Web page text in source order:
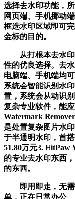
选择去水印功能，
网页端、手机挪动
框选水印区域即可
金标的目的。
从打根本去水印
性的优良选择。去
电脑端、手机端均
系统会智能识别水
置，系统会从动识
复杂专业软件，能
Watermark
是处置复杂图片水
于半通明水印，首
51.80万元3. HitPaw
的专业去水印东西
的东西。
即用即走，无需
单，正在日常办公